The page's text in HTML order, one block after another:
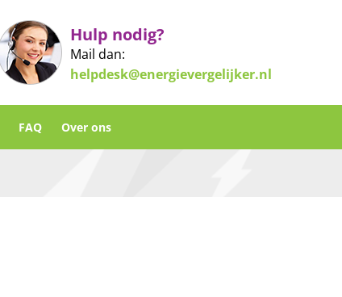
Hulp nodig?
Mail dan:
helpdesk@energievergelijker.nl
FAQ Over ons